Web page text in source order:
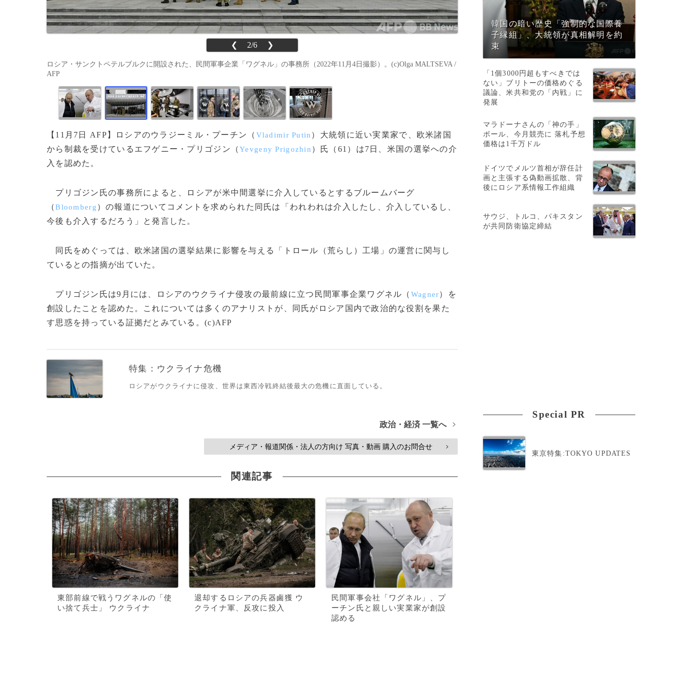
❮ 2/6 ❯
ロシア・サンクトペテルブルクに開設された、民間軍事企業「ワグネル」の事務所（2022年11月4日撮影）。(c)Olga MALTSEVA /
AFP
【11月7日 AFP】ロシアのウラジーミル・プーチン（ Vladimir Putin ）大統領に近い実業家で、欧米諸国
から制裁を受けているエフゲニー・プリゴジン（Yevgeny Prigozhin ）氏（61）は7日、米国の選挙への介
入を認めた。
プリゴジン氏の事務所によると、ロシアが米中間選挙に介入しているとするブルームバーグ
（Bloomberg ）の報道についてコメントを求められた同氏は「われわれは介入したし、介入しているし、
今後も介入するだろう」と発言した。
同氏をめぐっては、欧米諸国の選挙結果に影響を与える「トロール（荒らし）工場」の運営に関与し
ているとの指摘が出ていた。
プリゴジン氏は9月には、ロシアのウクライナ侵攻の最前線に立つ民間軍事企業ワグネル（ Wagner）を
創設したことを認めた。これについては多くのアナリストが、同氏がロシア国内で政治的な役割を果た
す思惑を持っている証拠だとみている。(c)AFP
特集：ウクライナ危機
ロシアがウクライナに侵攻、世界は東西冷戦終結後最大の危機に直面している。
政治・経済 一覧へ >
メディア・報道関係・法人の方向け 写真・動画 購入のお問合せ >
関連記事
東部前線で戦うワグネルの「使
い捨て兵士」 ウクライナ
退却するロシアの兵器鹵獲 ウ
クライナ軍、反攻に投入
民間軍事会社「ワグネル」、プ
ーチン氏と親しい実業家が創設
認める
韓国の暗い歴史「強制的な国際養
子縁組」、大統領が真相解明を約
束
「1個3000円超もすべきでは
ない」ブリトーの価格めぐる
議論、米共和党の「内戦」に
発展
マラドーナさんの「神の手」
ボール、今月競売に 落札予想
価格は1千万ドル
ドイツでメルツ首相が辞任計
画と主張する偽動画拡散、背
後にロシア系情報工作組織
サウジ、トルコ、パキスタン
が共同防衛協定締結
Special PR
東京特集:TOKYO UPDATES